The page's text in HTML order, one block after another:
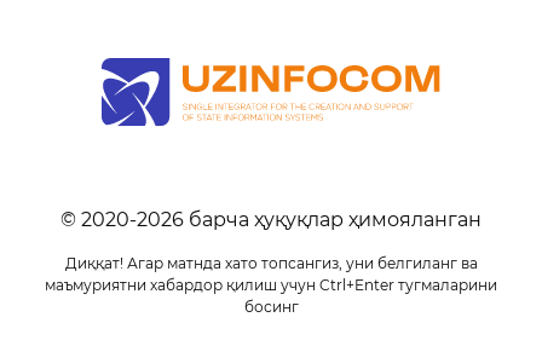
© 2020-2026 барча ҳуқуқлар ҳимояланган
Диққат! Агар матнда хато топсангиз, уни белгиланг ва
маъмуриятни хабардор қилиш учун Ctrl+Enter тугмаларини
босинг